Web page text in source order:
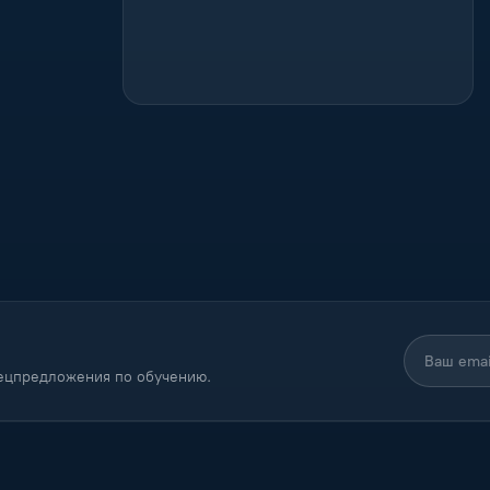
по обучению.